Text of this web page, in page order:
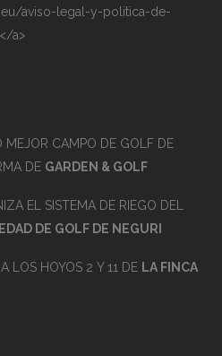
aviso-legal-y-politica-de-
a>
MEJOR CAMPO DE GOLF DE
DE GARDEN & GOLF
EL SISTEMA DE RIEGO DEL
DE GOLF DE NEGURI
LOS HOYOS 2 Y 11 DE LA FINCA